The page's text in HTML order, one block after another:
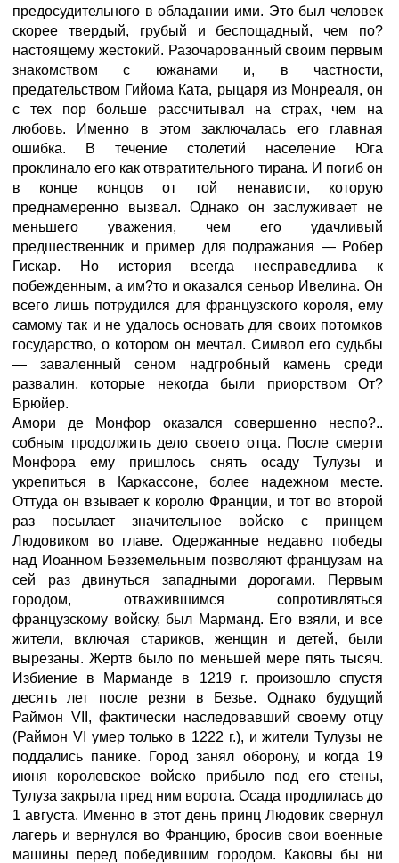
предосудительного в обладании ими. Это был человек
скорее твердый, грубый и беспощадный, чем по?
настоящему жестокий. Разочарованный своим первым
знакомством с южанами и, в частности,
предательством Гийома Ката, рыцаря из Монреаля, он
с тех пор больше рассчитывал на страх, чем на
любовь. Именно в этом заключалась его главная
ошибка. В течение столетий население Юга
проклинало его как отвратительного тирана. И погиб он
в конце концов от той ненависти, которую
преднамеренно вызвал. Однако он заслуживает не
меньшего уважения, чем его удачливый
предшественник и пример для подражания — Робер
Гискар. Но история всегда несправедлива к
побежденным, а им?то и оказался сеньор Ивелина. Он
всего лишь потрудился для французского короля, ему
самому так и не удалось основать для своих потомков
государство, о котором он мечтал. Символ его судьбы
— заваленный сеном надгробный камень среди
развалин, которые некогда были приорством От?
Брюйер.
Амори де Монфор оказался совершенно неспо?..
собным продолжить дело своего отца. После смерти
Монфора ему пришлось снять осаду Тулузы и
укрепиться в Каркассоне, более надежном месте.
Оттуда он взывает к королю Франции, и тот во второй
раз посылает значительное войско с принцем
Людовиком во главе. Одержанные недавно победы
над Иоанном Безземельным позволяют французам на
сей раз двинуться западными дорогами. Первым
городом, отважившимся сопротивляться
французскому войску, был Марманд. Его взяли, и все
жители, включая стариков, женщин и детей, были
вырезаны. Жертв было по меньшей мере пять тысяч.
Избиение в Марманде в 1219 г. произошло спустя
десять лет после резни в Безье. Однако будущий
Раймон VII, фактически наследовавший своему отцу
(Раймон VI умер только в 1222 г.), и жители Тулузы не
поддались панике. Город занял оборону, и когда 19
июня королевское войско прибыло под его стены,
Тулуза закрыла пред ним ворота. Осада продлилась до
1 августа. Именно в этот день принц Людовик свернул
лагерь и вернулся во Францию, бросив свои военные
машины перед победившим городом. Каковы бы ни